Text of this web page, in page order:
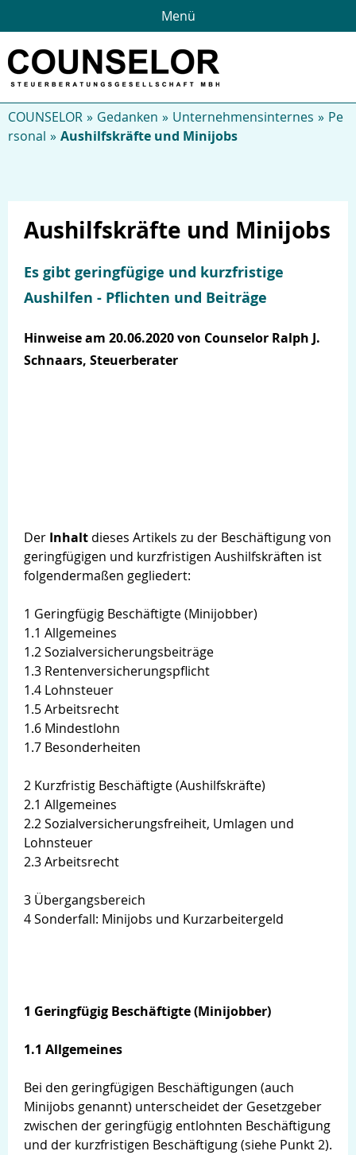
Menü
COUNSELOR Gedanken Unternehmensinternes
Pe
rsonal
Aushilfskräfte und Minijobs
Aushilfskräfte und Minijobs
Es gibt geringfügige und kurzfristige
Aushilfen - Pflichten und Beiträge
Hinweise am 20.06.2020 von Counselor Ralph J.
Schnaars, Steuerberater
Der Inhalt dieses Artikels zu der Beschäftigung von
geringfügigen und kurzfristigen Aushilfskräften ist
folgendermaßen gegliedert:
1 Geringfügig Beschäftigte (Minijobber)
1.1 Allgemeines
1.2 Sozialversicherungsbeiträge
1.3 Rentenversicherungspflicht
1.4 Lohnsteuer
1.5 Arbeitsrecht
1.6 Mindestlohn
1.7 Besonderheiten
2 Kurzfristig Beschäftigte (Aushilfskräfte)
2.1 Allgemeines
2.2 Sozialversicherungsfreiheit, Umlagen und
Lohnsteuer
2.3 Arbeitsrecht
3 Übergangsbereich
4 Sonderfall: Minijobs und Kurzarbeitergeld
1 Geringfügig Beschäftigte (Minijobber)
1.1 Allgemeines
Bei den geringfügigen Beschäftigungen (auch
Minijobs genannt) unterscheidet der Gesetzgeber
zwischen der geringfügig entlohnten Beschäftigung
und der kurzfristigen Beschäftigung (siehe Punkt 2).